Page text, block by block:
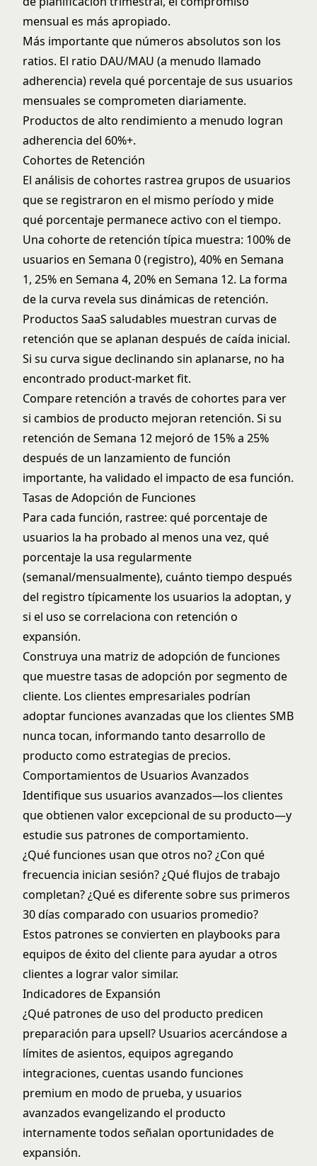
mensual es más apropiado.
Más importante que números absolutos son los
ratios. El ratio DAU/MAU (a menudo llamado
adherencia) revela qué porcentaje de sus usuarios
mensuales se comprometen diariamente.
Productos de alto rendimiento a menudo logran
adherencia del 60%+.
Cohortes de Retención
El análisis de cohortes rastrea grupos de usuarios
que se registraron en el mismo período y mide
qué porcentaje permanece activo con el tiempo.
Una cohorte de retención típica muestra: 100% de
usuarios en Semana 0 (registro), 40% en Semana
1, 25% en Semana 4, 20% en Semana 12. La forma
de la curva revela sus dinámicas de retención.
Productos SaaS saludables muestran curvas de
retención que se aplanan después de caída inicial.
Si su curva sigue declinando sin aplanarse, no ha
encontrado product-market fit.
Compare retención a través de cohortes para ver
si cambios de producto mejoran retención. Si su
retención de Semana 12 mejoró de 15% a 25%
después de un lanzamiento de función
importante, ha validado el impacto de esa función.
Tasas de Adopción de Funciones
Para cada función, rastree: qué porcentaje de
usuarios la ha probado al menos una vez, qué
porcentaje la usa regularmente
(semanal/mensualmente), cuánto tiempo después
del registro típicamente los usuarios la adoptan, y
si el uso se correlaciona con retención o
expansión.
Construya una matriz de adopción de funciones
que muestre tasas de adopción por segmento de
cliente. Los clientes empresariales podrían
adoptar funciones avanzadas que los clientes SMB
nunca tocan, informando tanto desarrollo de
producto como estrategias de precios.
Comportamientos de Usuarios Avanzados
Identifique sus usuarios avanzados—los clientes
que obtienen valor excepcional de su producto—y
estudie sus patrones de comportamiento.
¿Qué funciones usan que otros no? ¿Con qué
frecuencia inician sesión? ¿Qué flujos de trabajo
completan? ¿Qué es diferente sobre sus primeros
30 días comparado con usuarios promedio?
Estos patrones se convierten en playbooks para
equipos de éxito del cliente para ayudar a otros
clientes a lograr valor similar.
Indicadores de Expansión
¿Qué patrones de uso del producto predicen
preparación para upsell? Usuarios acercándose a
límites de asientos, equipos agregando
integraciones, cuentas usando funciones
premium en modo de prueba, y usuarios
avanzados evangelizando el producto
internamente todos señalan oportunidades de
expansión.